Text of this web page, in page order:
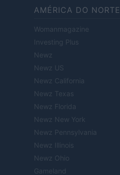
AMÉRICA DO NORTE
Womanmagazine
Investing Plus
Newz
Newz US
Newz California
Newz Texas
Newz Florida
Newz New York
Newz Pennsylvania
Newz Illinois
Newz Ohio
Gameland